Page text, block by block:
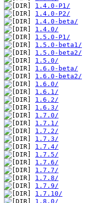
1.4.0-P1/
1.4.0-P2/
1.4.0-beta/
1.4.0/
1.5.0-P1/
1.5.0-beta1/
1.5.0-beta2/
1.5.0/
1.6.0-beta/
1.6.0-beta2/
1.6.0/
1.6.1/
1.6.2/
1.6.3/
1.7.0/
1.7.1/
1.7.2/
1.7.3/
1.7.4/
1.7.5/
1.7.6/
1.7.7/
1.7.8/
1.7.9/
1.7.10/
1.8.0/